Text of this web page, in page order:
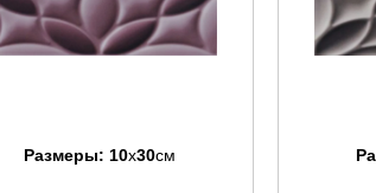
Размеры: 10x30см